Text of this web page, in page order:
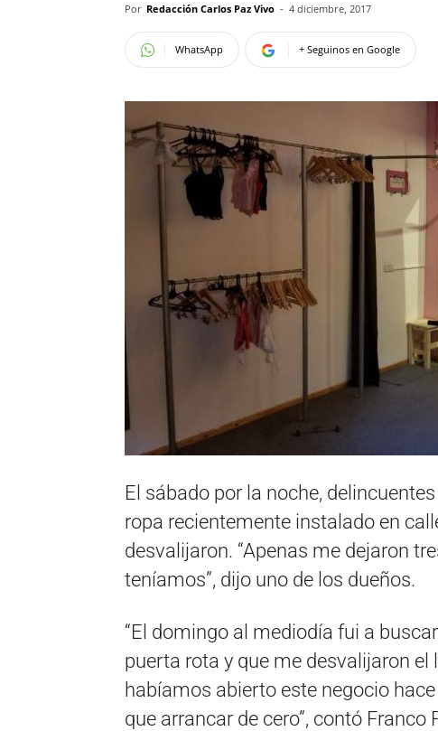
Por Redacción Carlos Paz Vivo - 4 diciembre, 2017
WhatsApp + Seguinos en Google
El sábado por la noche,
ropa recientemente instalado en
desvalijaron. “Apenas me dejaron
teníamos”, dijo uno de los dueños.
“El domingo al mediodía fui a
puerta rota y que me desvalijaron
habíamos abierto este negocio
que arrancar de cero”, contó Franco